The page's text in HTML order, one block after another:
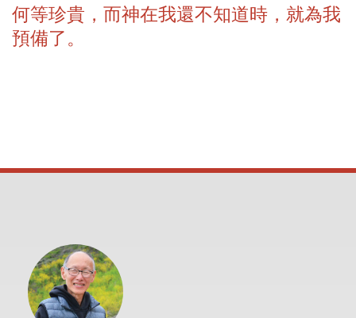
何等珍貴，而神在我還不知道時，就為我
預備了。